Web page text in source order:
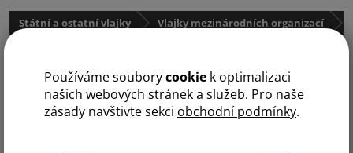
Používáme souborycookie k optimalizaci
našich webových stránek a služeb. Pro naše
zásady navštivte sekci obchodní podmínky.
Státní a ostatní vlajky Vlajky mezinárodních organizací